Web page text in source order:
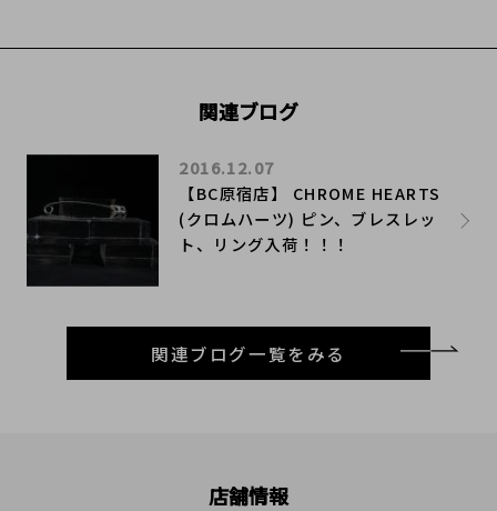
関連ブログ
【BC原宿店】 CHROME HEARTS
(クロムハーツ) ピン、ブレスレッ
ト、リング入荷！！！
2016.12.07
関連ブログ一覧をみる
店舗情報